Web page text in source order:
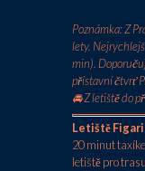
Poznámka: Z
lety.
min).
přístavní čtvrť
🚘 Z letiště do
Letiště
20 minut
letiště pro